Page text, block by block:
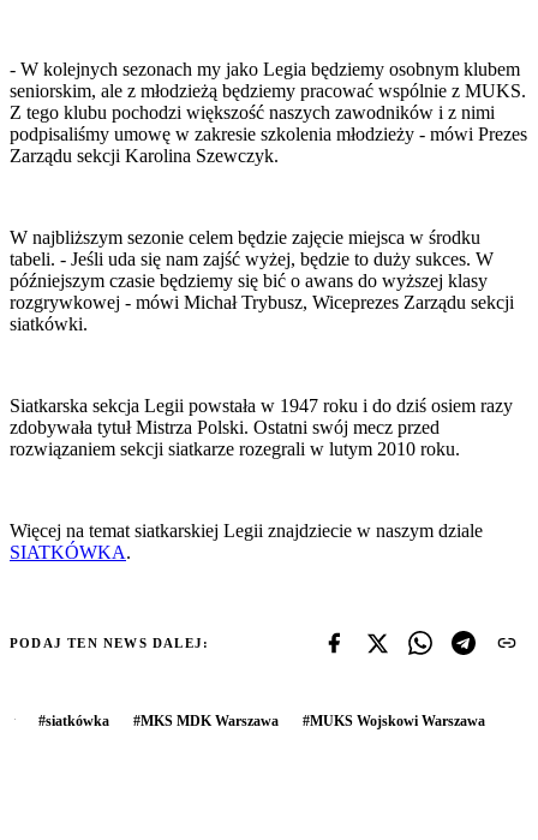
- W kolejnych sezonach my jako Legia będziemy osobnym klubem
seniorskim, ale z młodzieżą będziemy pracować wspólnie z MUKS.
Z tego klubu pochodzi większość naszych zawodników i z nimi
podpisaliśmy umowę w zakresie szkolenia młodzieży - mówi Prezes
Zarządu sekcji Karolina Szewczyk.
W najbliższym sezonie celem będzie zajęcie miejsca w środku
tabeli. - Jeśli uda się nam zajść wyżej, będzie to duży sukces. W
późniejszym czasie będziemy się bić o awans do wyższej klasy
rozgrywkowej - mówi Michał Trybusz, Wiceprezes Zarządu sekcji
siatkówki.
Siatkarska sekcja Legii powstała w 1947 roku i do dziś osiem razy
zdobywała tytuł Mistrza Polski. Ostatni swój mecz przed
rozwiązaniem sekcji siatkarze rozegrali w lutym 2010 roku.
Więcej na temat siatkarskiej Legii znajdziecie w naszym dziale
SIATKÓWKA.
PODAJ TEN NEWS DALEJ:
#siatkówka #MKS MDK Warszawa #MUKS Wojskowi Warszawa